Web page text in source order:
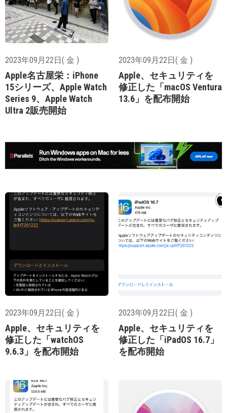
2023年09月22日( 金 )
Apple名古屋栄：iPhone
15シリーズ、Apple Watch
Series 9、Apple Watch
Ultra 2販売開始
2023年09月22日( 金 )
Apple、セキュリティを
修正した「macOS Ventura
13.6」を配布開始
2023年09月22日( 金 )
Apple、セキュリティを
修正した「watchOS
9.6.3」を配布開始
2023年09月22日( 金 )
Apple、セキュリティを
修正した「iPadOS 16.7」
を配布開始